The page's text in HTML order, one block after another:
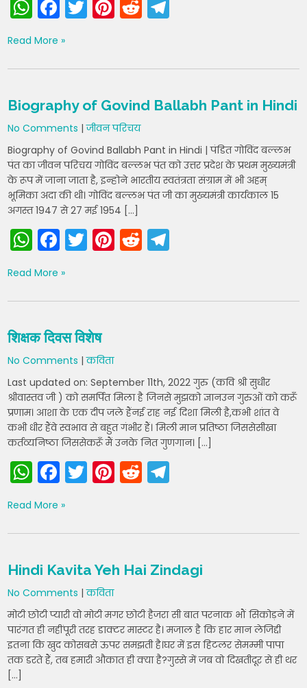
W
h
a
ts
A
p
p
F
a
c
e
b
o
o
k
T
w
er
Pi
nt
e
st
R
e
di
t
gr
a
m
Read More »
Biography of Govind Ballabh Pant in Hindi
No Comments |जीवन परिचय
Biography of Govind Ballabh Pant in Hindi | पंडित गोविंद बल्लभ
पंत का जीवन परिचय गोविंद बल्लभ पंत को उत्तर प्रदेश के प्रथम मुख्यमंत्री
के रूप में जाना जाता है, इन्होने भारतीय स्वतंत्रता संग्राम में भी अहम्
भूमिका अदा की थी। गोविंद बल्लभ पंत जी का मुख्यमंत्री कार्यकाल 15
अगस्त 1947 से 27 मई 1954 […]
W
h
a
ts
A
p
p
F
a
c
e
b
o
o
k
T
w
er
Pi
nt
e
R
e
di gr
Read More »
शिक्षक दिवस विशेष
No Comments |कविता
Last updated on: September 11th, 2022 गुरु (कवि श्री सुधीर
श्रीवास्तव जी ) को समर्पित मिला है जिनसे मुझको ज्ञानउन गुरुओं को करूँ
प्रणाम। आशा के एक दीप जले हैंनई राह नई दिशा मिली है,कभी शांत वे
कभी धीर हैंवे स्वभाव से बहुत गंभीर हैं। मिली मान प्रतिष्ठा जिससेसीखा
कर्तव्यनिष्ठा जिससेकरूँ मैं उनके नित गुणगान। […]
W
h
a
ts
A
p
p
F
a
c
e
b
o
o
k
T
w
er
Pi
nt
e
st
R
e
di
t
gr
a
m
Read More »
Hindi Kavita Yeh Hai Zindagi
No Comments |कविता
मोटी छोटी प्यारी वो मोटी मगर छोटी हैजरा सी बात परनाक भौं सिकोड़ने में
पारंगत ही नहींपूरी तरह डाक्टर मास्टर है। मजाल है कि हार मान लेजिद्दी
इतना कि खुद कोसबसे ऊपर समझती है।घर में इस हिटलर सेमम्मी पापा
तक डरते हैं, तब हमारी औकात ही क्या है?गुस्से में जब वो दिखतीदूर से ही थर
[…]